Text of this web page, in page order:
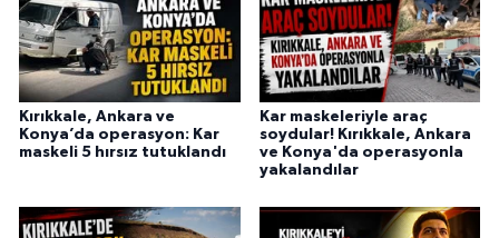
Kırıkkale, Ankara ve
Konya’da operasyon: Kar
maskeli 5 hırsız tutuklandı
Kar maskeleriyle araç
soydular! Kırıkkale, Ankara
ve Konya'da operasyonla
yakalandılar